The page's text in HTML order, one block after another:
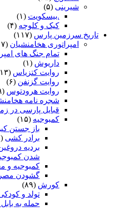
شیرینی (۵)
.بیسکویت (۱)
کیک و کلوچه (۴)
تاریخ سرزمین پارس (۱۱۷)
امپراتوری هخامنشیان (۱۱۷)
تمام جنگ های
داریوش (۱)
روایت کتزیاس (۱۳)
روایت گزنفن (۶)
روایت هرودتوس (۱۹)
شجره نامه
قبایل پارسی در
کمبوجیه (۱۵)
باز جستن
برادر کشی (۱)
بردیه
شدن
کمبوجیه و
گشودن
کورش (۸۹)
تولد و
حمله به